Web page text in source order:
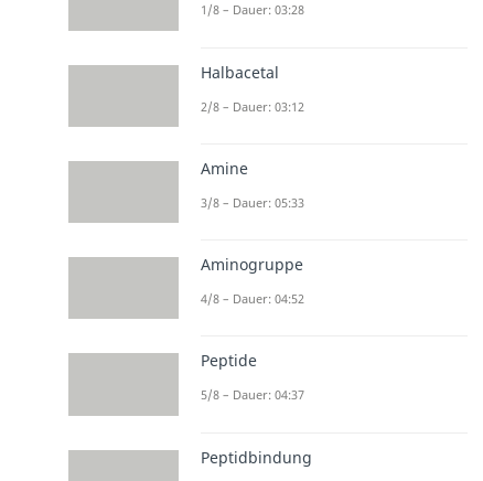
1/8 – Dauer: 03:28
Halbacetal
2/8 – Dauer: 03:12
Amine
3/8 – Dauer: 05:33
Aminogruppe
4/8 – Dauer: 04:52
Peptide
5/8 – Dauer: 04:37
Peptidbindung